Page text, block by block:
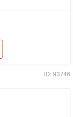
ID: 93746